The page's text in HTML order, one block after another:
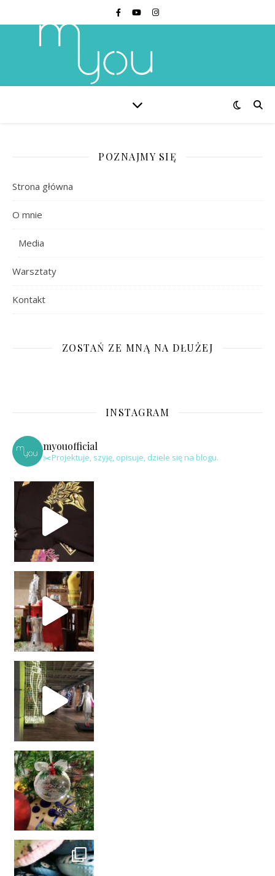
POZNAJMY SIĘ
Strona główna
O mnie
Media
Warsztaty
Kontakt
ZOSTAŃ ZE MNĄ NA DŁUŻEJ
INSTAGRAM
myouofficial
✂️Projektuje, szyję, opisuje, dziele się na blogu.